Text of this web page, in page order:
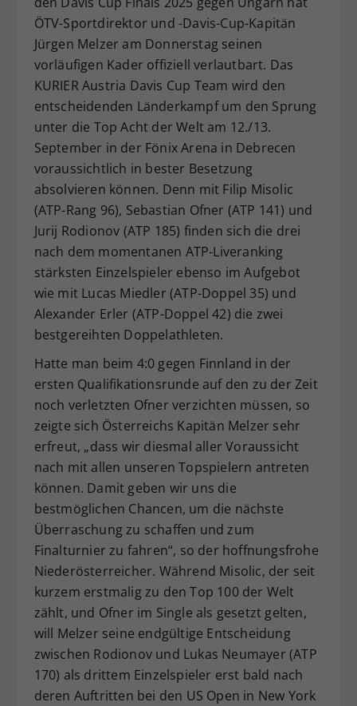
ÖTV-Sportdirektor und -Davis-Cup-Kapitän
Jürgen Melzer am Donnerstag seinen
vorläufigen Kader offiziell verlautbart. Das
KURIER Austria Davis Cup Team wird den
entscheidenden Länderkampf um den Sprung
unter die Top Acht der Welt am 12./13.
September in der Fönix Arena in Debrecen
voraussichtlich in bester Besetzung
absolvieren können. Denn mit Filip Misolic
(ATP-Rang 96), Sebastian Ofner (ATP 141) und
Jurij Rodionov (ATP 185) finden sich die drei
nach dem momentanen ATP-Liveranking
stärksten Einzelspieler ebenso im Aufgebot
wie mit Lucas Miedler (ATP-Doppel 35) und
Alexander Erler (ATP-Doppel 42) die zwei
bestgereihten Doppelathleten.
Hatte man beim 4:0 gegen Finnland in der
ersten Qualifikationsrunde auf den zu der Zeit
noch verletzten Ofner verzichten müssen, so
zeigte sich Österreichs Kapitän Melzer sehr
erfreut, „dass wir diesmal aller Voraussicht
nach mit allen unseren Topspielern antreten
können. Damit geben wir uns die
bestmöglichen Chancen, um die nächste
Überraschung zu schaffen und zum
Finalturnier zu fahren“, so der hoffnungsfrohe
Niederösterreicher. Während Misolic, der seit
kurzem erstmalig zu den Top 100 der Welt
zählt, und Ofner im Single als gesetzt gelten,
will Melzer seine endgültige Entscheidung
zwischen Rodionov und Lukas Neumayer (ATP
170) als drittem Einzelspieler erst bald nach
deren Auftritten bei den US Open in New York
Zweck
Dieser Wert speichert Ihre Consent-
Einstellungen. Unter anderem eine
zufällig generierte ID, für die
historische Speicherung Ihrer
vorgenommen Einstellungen, falls der
Webseiten-Betreiber dies eingestellt
hat.